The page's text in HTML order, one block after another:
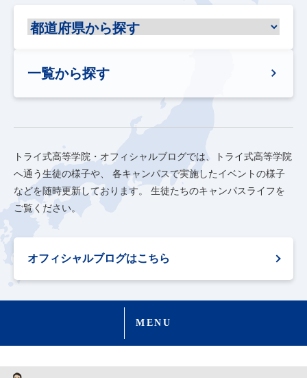
一覧から探す
トライ式高等学院・オフィシャルブログでは、トライ式高等学院
へ通う生徒の様子や、
各キャンパスで実施したイベントの様子
などを随時更新しております。
生徒たちのキャンパスライフを
ご覧ください。
オフィシャルブログはこちら
MENU